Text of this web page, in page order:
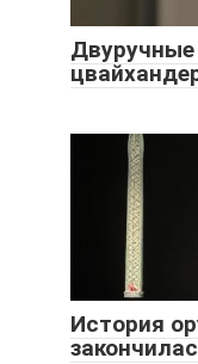
История